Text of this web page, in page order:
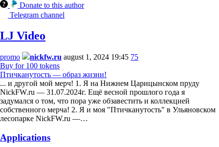
Donate to this author
Telegram channel
LJ Video
promo nickfw.ru august 1, 2024 19:45 75
Buy for 100 tokens
Птичканутость — образ жизни!
... и другой мой мерч! 1. Я на Нижнем Царицынском пруду
NickFW.ru — 31.07.2024г. Ещё весной прошлого года я
задумался о том, что пора уже обзавестить и коллекцией
собственного мерча! 2. Я и моя "Птичканутость" в Ульяновском
лесопарке NickFW.ru —…
Applications